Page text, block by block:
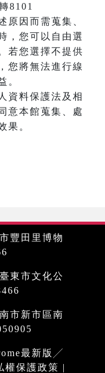
8101
原因而需蒐集、
，您可以自由選
若您選擇不提供
您將無法進行線
。
資料保護法及相
意本館蒐集、處
果。
豐田里博物
東市文化公
市新市區南
最新版╱
權保護政策 |